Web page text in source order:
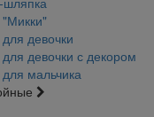
девочки
девочки с декором
мальчика